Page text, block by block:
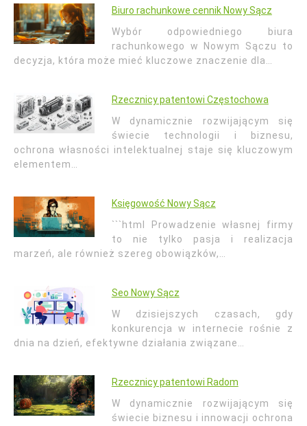
Biuro rachunkowe cennik Nowy Sącz
Wybór odpowiedniego biura
rachunkowego w Nowym Sączu to
decyzja, która może mieć kluczowe znaczenie dla…
Rzecznicy patentowi Częstochowa
W dynamicznie rozwijającym się
świecie technologii i biznesu,
ochrona własności intelektualnej staje się kluczowym
elementem…
Księgowość Nowy Sącz
```html Prowadzenie własnej firmy
to nie tylko pasja i realizacja
marzeń, ale również szereg obowiązków,…
Seo Nowy Sącz
W dzisiejszych czasach, gdy
konkurencja w internecie rośnie z
dnia na dzień, efektywne działania związane…
Rzecznicy patentowi Radom
W dynamicznie rozwijającym się
świecie biznesu i innowacji ochrona